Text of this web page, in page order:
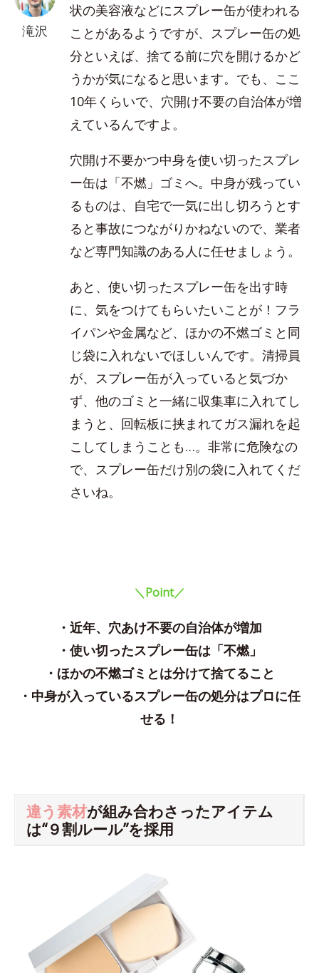
滝沢
状の美容液などにスプレー缶が使われる
ことがあるようですが、スプレー缶の処
分といえば、捨てる前に穴を開けるかど
うかが気になると思います。でも、ここ
10年くらいで、穴開け不要の自治体が増
えているんですよ。
穴開け不要かつ中身を使い切ったスプレ
ー缶は「不燃」ゴミへ。中身が残ってい
るものは、自宅で一気に出し切ろうとす
ると事故につながりかねないので、業者
など専門知識のある人に任せましょう。
あと、使い切ったスプレー缶を出す時
に、気をつけてもらいたいことが！フラ
イパンや金属など、ほかの不燃ゴミと同
じ袋に入れないでほしいんです。清掃員
が、スプレー缶が入っていると気づか
ず、他のゴミと一緒に収集車に入れてし
まうと、回転板に挟まれてガス漏れを起
こしてしまうことも…。非常に危険なの
で、スプレー缶だけ別の袋に入れてくだ
さいね。
＼Point／
・近年、穴あけ不要の自治体が増加
・使い切ったスプレー缶は「不燃」
・ほかの不燃ゴミとは分けて捨てること
・中身が入っているスプレー缶の処分はプロに任
せる！
違う素材が組み合わさったアイテム
は“９割ルール”を採用